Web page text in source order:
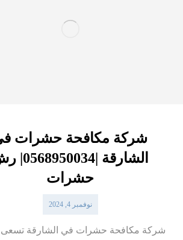
شركة مكافحة حشرات
الشارقة
حشرات
نوفمبر 4, 2024
شركة مكافحة حشرات في الشارقة